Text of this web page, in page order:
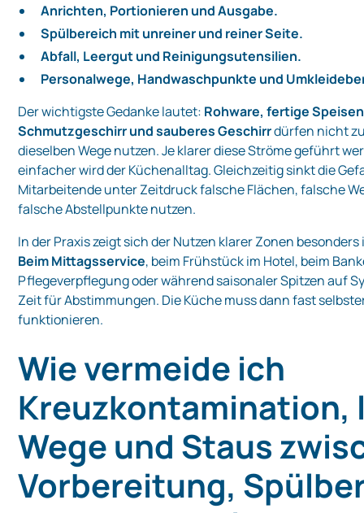
Anrichten, Portionieren und Ausgabe.
Spülbereich mit unreiner und reiner Seite.
Abfall, Leergut und Reinigungsutensilien.
Personalwege, Handwaschpunkte und
Der wichtigste Gedanke lautet: Rohware, fertige
Schmutzgeschirr und sauberes Geschirrdürfen nicht
dieselben Wege nutzen. Je klarer diese Ströme geführt
einfacher wird der Küchenalltag. Gleichzeitig sinkt die
Mitarbeitende unter Zeitdruck falsche Flächen, falsche
falsche Abstellpunkte nutzen.
In der Praxis zeigt sich der Nutzen klarer Zonen
Beim Mittagsservice, beim Frühstück im Hotel, beim
Pflegeverpflegung oder während saisonaler Spitzen auf
Zeit für Abstimmungen. Die Küche muss dann fast
funktionieren.
Wie vermeide ich
Kreuzkontamination,
Wege und Staus
Vorbereitung,